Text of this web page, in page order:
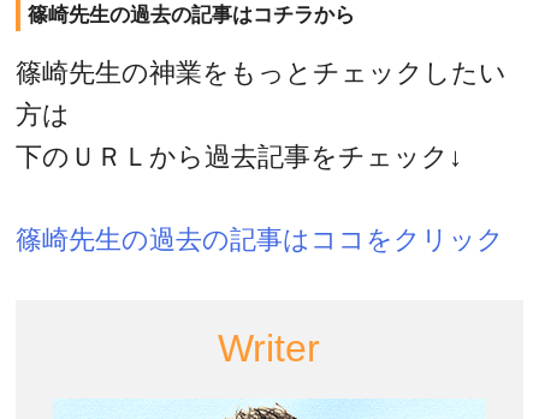
篠崎先生の過去の記事はコチラから
篠崎先生の神業をもっとチェックしたい
方は
下のＵＲＬから過去記事をチェック↓
篠崎先生の過去の記事はココをクリック
Writer